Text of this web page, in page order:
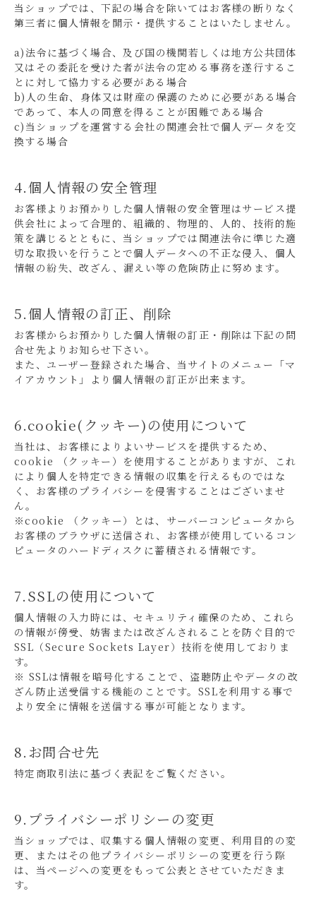
当ショップでは、下記の場合を除いてはお客様の断りなく
第三者に個人情報を開示・提供することはいたしません。
a)法令に基づく場合、及び国の機関若しくは地方公共団体
又はその委託を受けた者が法令の定める事務を遂行するこ
とに対して協力する必要がある場合
b)人の生命、身体又は財産の保護のために必要がある場合
であって、本人の同意を得ることが困難である場合
c)当ショップを運営する会社の関連会社で個人データを交
換する場合
4.個人情報の安全管理
お客様よりお預かりした個人情報の安全管理はサービス提
供会社によって合理的、組織的、物理的、人的、技術的施
策を講じるとともに、当ショップでは関連法令に準じた適
切な取扱いを行うことで個人データへの不正な侵入、個人
情報の紛失、改ざん、漏えい等の危険防止に努めます。
5.個人情報の訂正、削除
お客様からお預かりした個人情報の訂正・削除は下記の問
合せ先よりお知らせ下さい。
また、ユーザー登録された場合、当サイトのメニュー「マ
イアカウント」より個人情報の訂正が出来ます。
6.cookie(クッキー)の使用について
当社は、お客様によりよいサービスを提供するため、
cookie （クッキー）を使用することがありますが、これ
により個人を特定できる情報の収集を行えるものではな
く、お客様のプライバシーを侵害することはございませ
ん。
※cookie （クッキー）とは、サーバーコンピュータから
お客様のブラウザに送信され、お客様が使用しているコン
ピュータのハードディスクに蓄積される情報です。
7.SSLの使用について
個人情報の入力時には、セキュリティ確保のため、これら
の情報が傍受、妨害または改ざんされることを防ぐ目的で
SSL（Secure Sockets Layer）技術を使用しておりま
す。
※ SSLは情報を暗号化することで、盗聴防止やデータの改
ざん防止送受信する機能のことです。SSLを利用する事で
より安全に情報を送信する事が可能となります。
8.お問合せ先
特定商取引法に基づく表記をご覧ください。
9.プライバシーポリシーの変更
当ショップでは、収集する個人情報の変更、利用目的の変
更、またはその他プライバシーポリシーの変更を行う際
は、当ページへの変更をもって公表とさせていただきま
す。